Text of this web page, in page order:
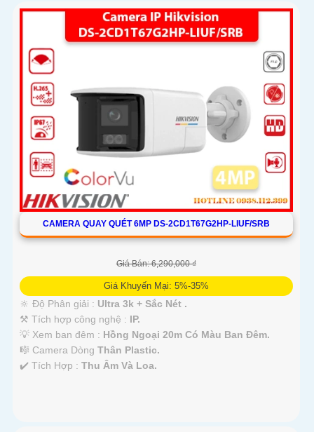
CAMERA QUAY QUÉT 6MP DS-2CD1T67G2HP-LIUF/SRB
Giá Bán: 6,290,000 ₫
Giá Khuyến Mại: 5%-35%
🔆 Độ Phân giải : Ultra 3k + Sắc Nét .
⚒ Tích hợp công nghệ : IP.
💡 Xem ban đêm : Hồng Ngoại 20m Có Màu Ban Ðêm.
🎼️ Camera Dòng Thân Plastic.
️✔️ Tích Hợp : Thu Âm Và Loa.